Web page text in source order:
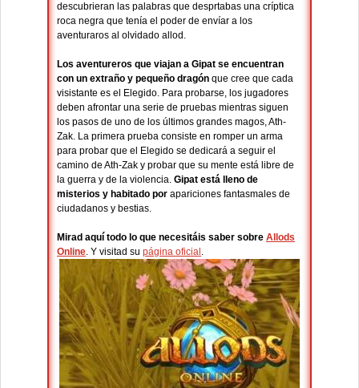
descubrieran las palabras que desprtabas una críptica
roca negra que tenía el poder de envíar a los
aventuraros al olvidado allod.
Los aventureros que viajan a Gipat se encuentran
con un extraño y pequeño dragón que cree que cada
visistante es el Elegido. Para probarse, los jugadores
deben afrontar una serie de pruebas mientras siguen
los pasos de uno de los últimos grandes magos, Ath-
Zak. La primera prueba consiste en romper un arma
para probar que el Elegido se dedicará a seguir el
camino de Ath-Zak y probar que su mente está libre de
la guerra y de la violencia. Gipat está lleno de
misterios y habitado por apariciones fantasmales de
ciudadanos y bestias.
Mirad aquí todo lo que necesitáis saber sobre Allods
Online. Y visitad su página oficial .